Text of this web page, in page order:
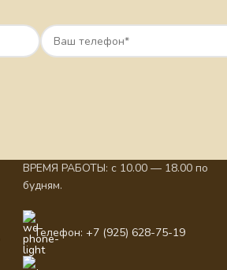
ВРЕМЯ РАБОТЫ: с 10.00 — 18.00 по
будням.
Телефон: +7 (925) 628-75-19